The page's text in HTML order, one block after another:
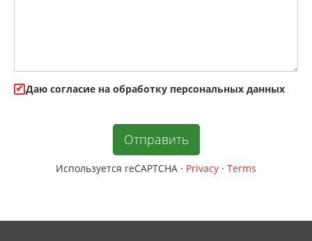
Даю cогласие на обработку персональных данных
Используется reCAPTCHA · Privacy · Terms